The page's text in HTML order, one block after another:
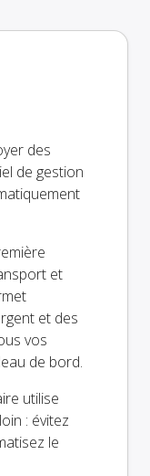
des
de gestion
et
et des
vos
de bord.
utilise
: évitez
le